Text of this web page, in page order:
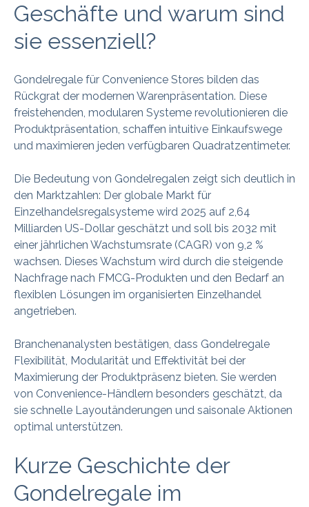
Geschäfte und warum sind
sie essenziell?
Gondelregale für Convenience Stores bilden das
Rückgrat der modernen Warenpräsentation. Diese
freistehenden, modularen Systeme revolutionieren die
Produktpräsentation, schaffen intuitive Einkaufswege
und maximieren jeden verfügbaren Quadratzentimeter.
Die Bedeutung von Gondelregalen zeigt sich deutlich in
den Marktzahlen: Der globale Markt für
Einzelhandelsregalsysteme wird 2025 auf 2,64
Milliarden US-Dollar geschätzt und soll bis 2032 mit
einer jährlichen Wachstumsrate (CAGR) von 9,2 %
wachsen. Dieses Wachstum wird durch die steigende
Nachfrage nach FMCG-Produkten und den Bedarf an
flexiblen Lösungen im organisierten Einzelhandel
angetrieben.
Branchenanalysten bestätigen, dass Gondelregale
Flexibilität, Modularität und Effektivität bei der
Maximierung der Produktpräsenz bieten. Sie werden
von Convenience-Händlern besonders geschätzt, da
sie schnelle Layoutänderungen und saisonale Aktionen
optimal unterstützen.
Kurze Geschichte der
Gondelregale im